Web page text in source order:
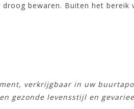
bewaren. Buiten het
verkrijgbaar in uw
gezonde levensstijl en